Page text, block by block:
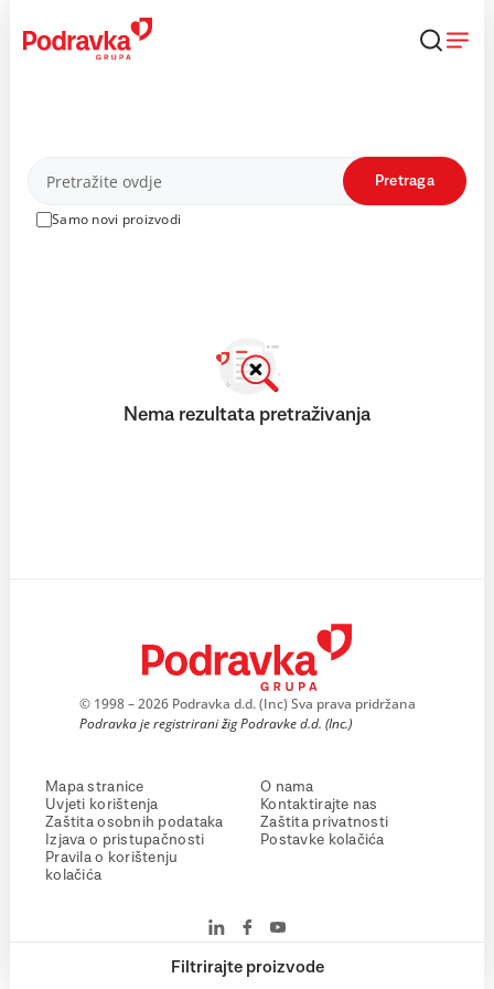
content
Proizvodi
Samo novi proizvodi
Pretraga
Filtrirajte proizvode
Nema rezultata pretraživanja
© 1998 – 2026 Podravka d.d. (Inc) Sva prava pridržana
Podravka je registrirani žig Podravke d.d. (Inc.)
Mapa stranice
Uvjeti korištenja
Zaštita osobnih podataka
Izjava o pristupačnosti
Pravila o korištenju
kolačića
O nama
Kontaktirajte nas
Zaštita privatnosti
Postavke kolačića